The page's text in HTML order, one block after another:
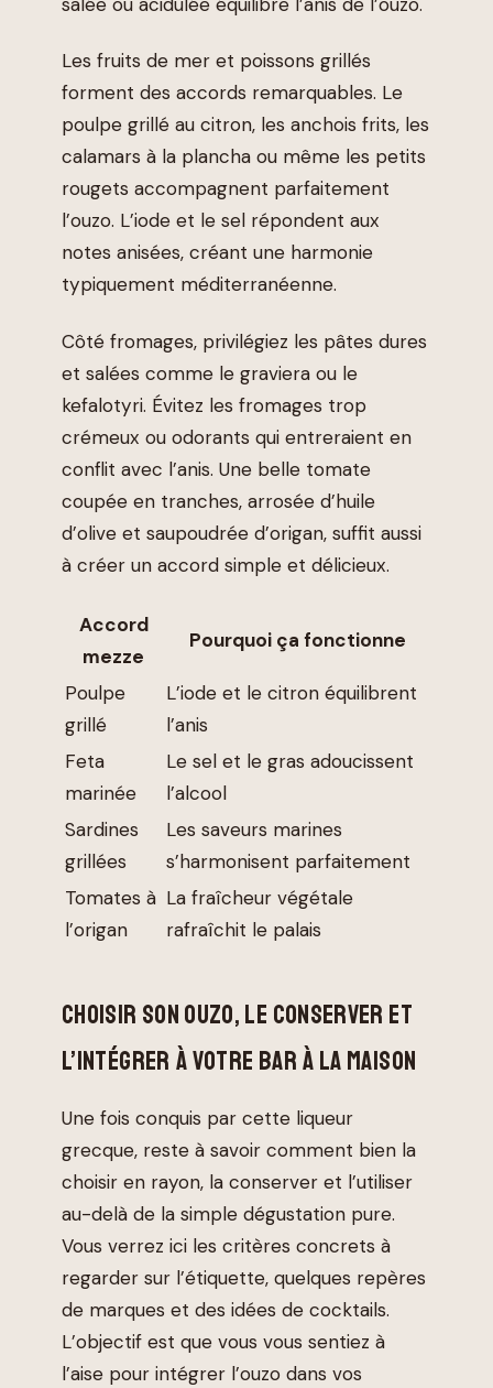
Les fruits de mer et poissons grillés
forment des accords remarquables. Le
poulpe grillé au citron, les anchois frits, les
calamars à la plancha ou même les petits
rougets accompagnent parfaitement
l’ouzo. L’iode et le sel répondent aux
notes anisées, créant une harmonie
typiquement méditerranéenne.
Côté fromages, privilégiez les pâtes dures
et salées comme le graviera ou le
kefalotyri. Évitez les fromages trop
crémeux ou odorants qui entreraient en
conflit avec l’anis. Une belle tomate
coupée en tranches, arrosée d’huile
d’olive et saupoudrée d’origan, suffit aussi
à créer un accord simple et délicieux.
Accord
mezze
Pourquoi ça fonctionne
Poulpe
grillé
L’iode et le citron équilibrent
l’anis
Feta
marinée
Le sel et le gras adoucissent
l’alcool
Sardines
grillées
Les saveurs marines
s’harmonisent parfaitement
Tomates à
l’origan
La fraîcheur végétale
rafraîchit le palais
CHOISIR SON OUZO, LE CONSERVER ET
L’INTÉGRER À VOTRE BAR À LA MAISON
Une fois conquis par cette liqueur
grecque, reste à savoir comment bien la
choisir en rayon, la conserver et l’utiliser
au-delà de la simple dégustation pure.
Vous verrez ici les critères concrets à
regarder sur l’étiquette, quelques repères
de marques et des idées de cocktails.
L’objectif est que vous vous sentiez à
l’aise pour intégrer l’ouzo dans vos